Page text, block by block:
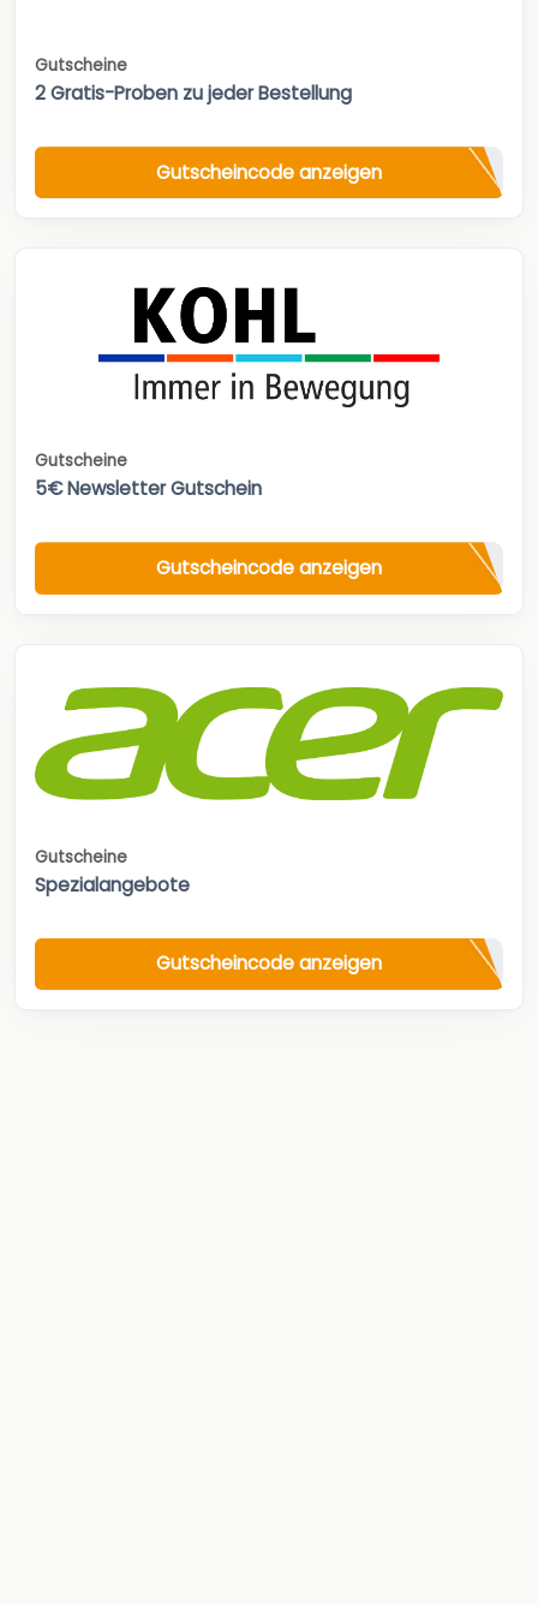
Gutscheine
2 Gratis-Proben zu jeder Bestellung
Gutscheincode anzeigen
Gutscheine
5€ Newsletter Gutschein
Gutscheincode anzeigen
Gutscheine
Spezialangebote
Gutscheincode anzeigen